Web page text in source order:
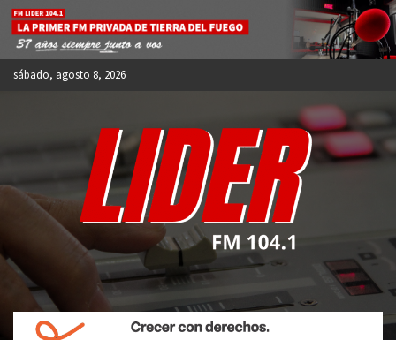
Skip
content
sábado, agosto 8, 2026
FM LIDER 104.1